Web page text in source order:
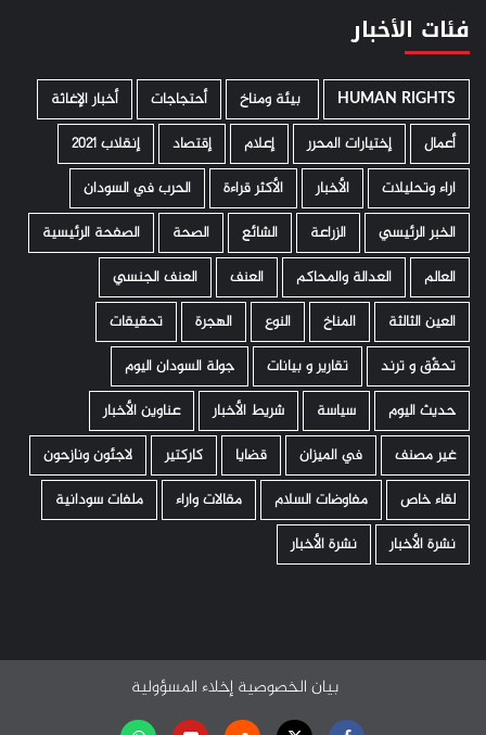
فئات الأخبار
HUMAN RIGHTS ­ بيئة ومناخ أحتجاجات
أخبار الإغاثة
أعمال
إختيارات المحرر إعلام إقتصاد
إنقلاب 2021
اراء وتحليلات
الأخبار الأكثر قراءة
الحرب في السودان
الخبر الرئيسي
الزراعة الشائع الصحة
الصفحة الرئيسية
العالم
العدالة والمحاكم العنف
العنف الجنسي
العين الثالثة
المناخ النوع الهجرة
تحقيقات
تحقّق و ترند
تقارير و بيانات
جولة السودان اليوم
حديث اليوم
سياسة شريط الأخبار
عناوين الأخبار
غير مصنف
في الميزان قضايا كاركتير
لاجئون ونازحون
لقاء خاص
مفاوضات السلام مقالات واراء
ملفات سودانية
نشرة الأخبار
نشرة الأخبار
بيان الخصوصية إخلاء المسؤولية